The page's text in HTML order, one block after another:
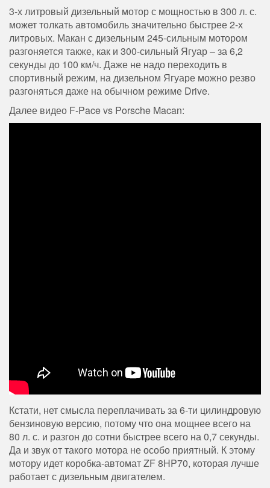
3-х литровый дизельный мотор с мощностью в 300 л. с.
может толкать автомобиль значительно быстрее 2-х
литровых. Макан с дизельным 245-сильным мотором
разгоняется также, как и 300-сильный Ягуар – за 6,2
секунды до 100 км/ч. Даже не надо переходить в
спортивный режим, на дизельном Ягуаре можно резво
разгоняться даже на обычном режиме Drive.
Далее видео F-Pace vs Porsche Macan:
Кстати, нет смысла переплачивать за 6-ти цилиндровую
бензиновую версию, потому что она мощнее всего на
80 л. с. и разгон до сотни быстрее всего на 0,7 секунды.
Да и звук от такого мотора не особо приятный. К этому
мотору идет коробка-автомат ZF 8HP70, которая лучше
работает с дизельным двигателем.